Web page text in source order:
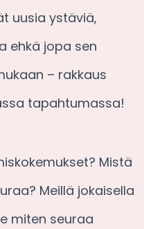
uusia ystäviä,
ehkä jopa sen
– rakkaus
tapahtumassa!
Mistä
Meillä jokaisella
miten seuraa